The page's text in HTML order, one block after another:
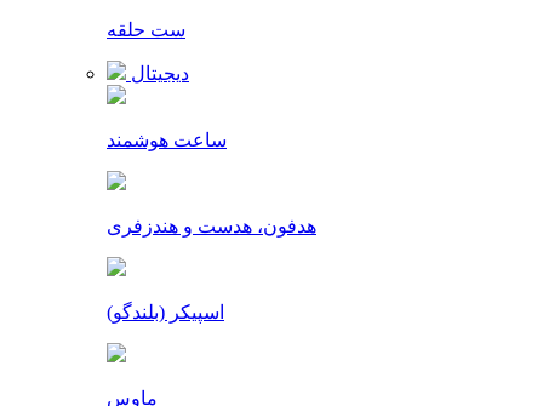
ست حلقه
دیجیتال
ساعت هوشمند
هدفون، هدست و هندزفری
اسپیکر (بلندگو)
ماوس